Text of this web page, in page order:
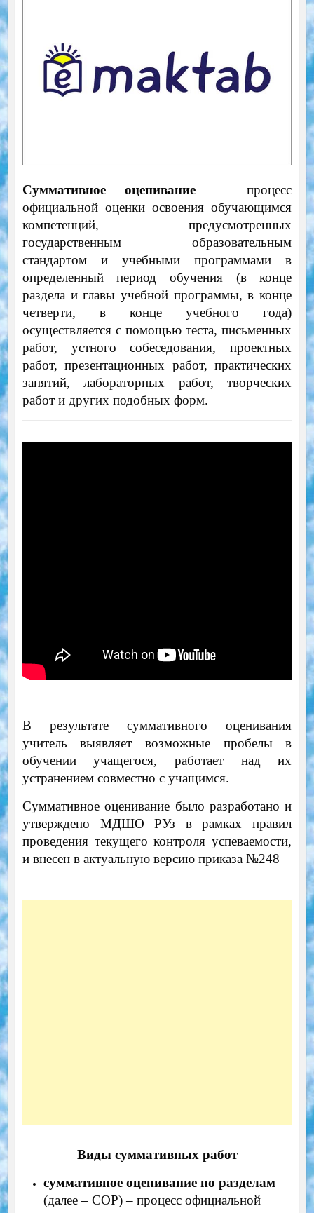
Суммативное оценивание— процесс
официальной оценки освоения обучающимся
компетенций, предусмотренных
государственным образовательным
стандартом и учебными программами в
определенный период обучения (в конце
раздела и главы учебной программы, в конце
четверти, в конце учебного года)
осуществляется с помощью теста, письменных
работ, устного собеседования, проектных
работ, презентационных работ, практических
занятий, лабораторных работ, творческих
работ и других подобных форм.
В результате суммативного оценивания
учитель выявляет возможные пробелы в
обучении учащегося, работает над их
устранением совместно с учащимся.
Суммативное оценивание было разработано и
утверждено МДШО РУз в рамках правил
проведения текущего контроля успеваемости,
и внесен в актуальную версию приказа №248
Виды суммативных работ
суммативное оценивание по разделам
(далее – СОР) – процесс официальной